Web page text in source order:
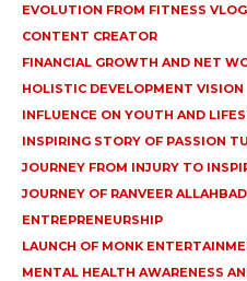
EVOLUTION FROM FITNESS
CONTENT CREATOR
FINANCIAL GROWTH AND NET
HOLISTIC DEVELOPMENT VISION
INFLUENCE ON YOUTH AND
INSPIRING STORY OF PASSION
JOURNEY FROM INJURY TO
JOURNEY OF RANVEER
ENTREPRENEURSHIP
LAUNCH OF MONK
MENTAL HEALTH AWARENESS